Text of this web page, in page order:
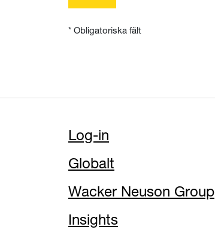
* Obligatoriska fält
Log-in
Globalt
Wacker Neuson Group
Insights